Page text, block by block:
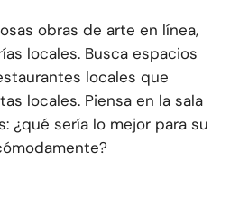
obras de arte en línea,
locales. Busca espacios
locales que
locales. Piensa en la sala
¿qué sería lo mejor para su